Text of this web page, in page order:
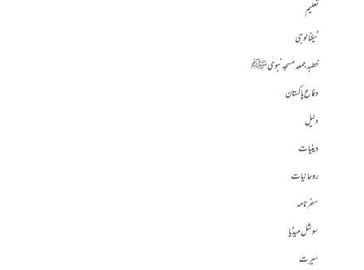
تعلیم
ٹیکنالوجی
خطبہ جمعہ مسجد نبوی ﷺ
دفاع پاکستان
دلیل
دینیات
روحانیات
سفرنامہ
سوشل میڈیا
سیرت